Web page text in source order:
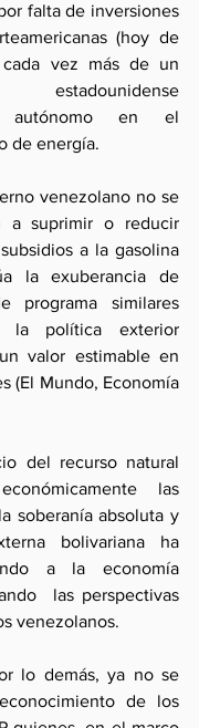
falta de inversiones
(hoy de
vez más de un
autónomo en el
de energía.
venezolano no se
a suprimir o reducir
a la gasolina
la exuberancia de
programa similares
la política exterior
valor estimable en
(El Mundo, Economía
del recurso natural
las
soberanía absoluta y
bolivariana ha
a la economía
las perspectivas
venezolanos.
lo demás, ya no se
de los